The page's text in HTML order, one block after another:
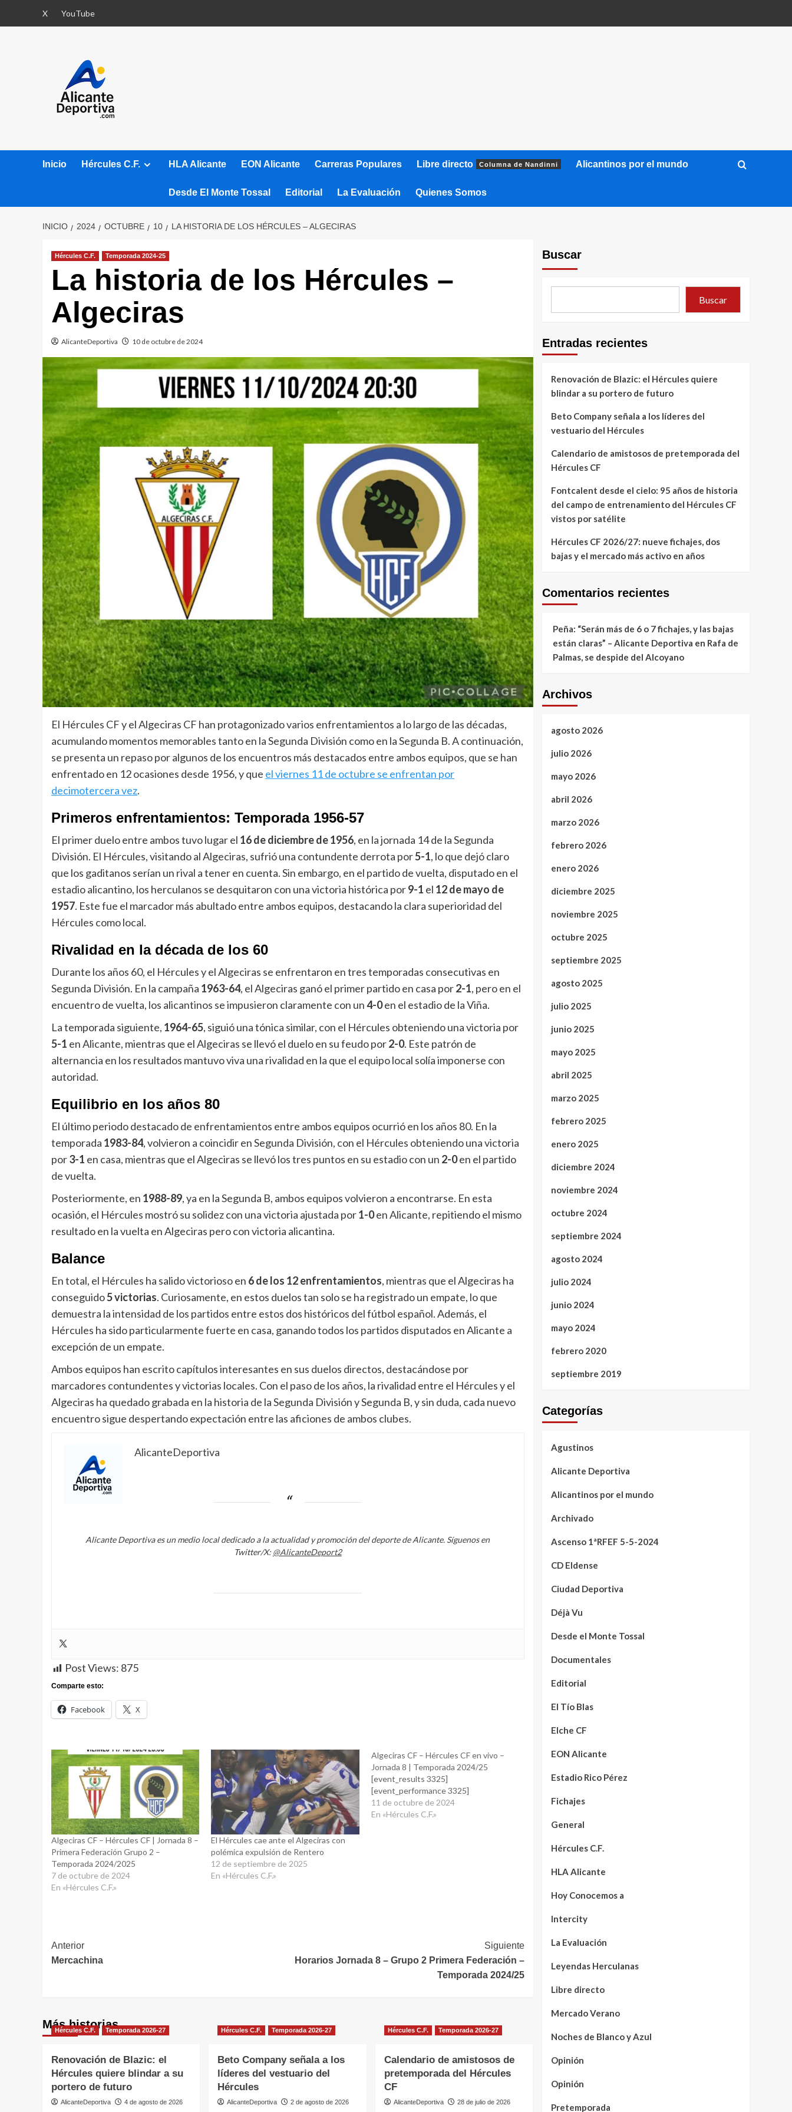
X YouTube
Inicio Hércules C.F. HLA Alicante EON Alicante Carreras Populares Libre directo Columna de Nandinni Alicantinos por el mundo
Desde El Monte Tossal Editorial La Evaluación Quienes Somos
INICIO 2024 OCTUBRE 10 LA HISTORIA DE LOS HÉRCULES – ALGECIRAS
Hércules C.F. Temporada 2024-25
La historia de los Hércules –
Algeciras
AlicanteDeportiva 10 de octubre de 2024
El Hércules CF y el Algeciras CF han protagonizado varios enfrentamientos a lo largo de las décadas,
acumulando momentos memorables tanto en la Segunda División como en la Segunda B. A continuación,
se presenta un repaso por algunos de los encuentros más destacados entre ambos equipos, que se han
enfrentado en 12 ocasiones desde 1956, y que el viernes 11 de octubre se enfrentan por
decimotercera vez.
Primeros enfrentamientos: Temporada 1956-57
El primer duelo entre ambos tuvo lugar el 16 de diciembre de 1956, en la jornada 14 de la Segunda
División. El Hércules, visitando al Algeciras, sufrió una contundente derrota por5-1, lo que dejó claro
que los gaditanos serían un rival a tener en cuenta. Sin embargo, en el partido de vuelta, disputado en el
estadio alicantino, los herculanos se desquitaron con una victoria histórica por9-1 el 12 de mayo de
1957. Este fue el marcador más abultado entre ambos equipos, destacando la clara superioridad del
Hércules como local.
Rivalidad en la década de los 60
Durante los años 60, el Hércules y el Algeciras se enfrentaron en tres temporadas consecutivas en
Segunda División. En la campaña 1963-64, el Algeciras ganó el primer partido en casa por2-1, pero en el
encuentro de vuelta, los alicantinos se impusieron claramente con un4-0en el estadio de la Viña.
La temporada siguiente, 1964-65, siguió una tónica similar, con el Hércules obteniendo una victoria por
5-1 en Alicante, mientras que el Algeciras se llevó el duelo en su feudo por2-0. Este patrón de
alternancia en los resultados mantuvo viva una rivalidad en la que el equipo local solía imponerse con
autoridad.
Equilibrio en los años 80
El último periodo destacado de enfrentamientos entre ambos equipos ocurrió en los años 80. En la
temporada 1983-84, volvieron a coincidir en Segunda División, con el Hércules obteniendo una victoria
por3-1 en casa, mientras que el Algeciras se llevó los tres puntos en su estadio con un 2-0en el partido
de vuelta.
Posteriormente, en 1988-89, ya en la Segunda B, ambos equipos volvieron a encontrarse. En esta
ocasión, el Hércules mostró su solidez con una victoria ajustada por1-0en Alicante, repitiendo el mismo
resultado en la vuelta en Algeciras pero con victoria alicantina.
Balance
En total, el Hércules ha salido victorioso en 6 de los 12 enfrentamientos, mientras que el Algeciras ha
conseguido5 victorias. Curiosamente, en estos duelos tan solo se ha registrado un empate, lo que
demuestra la intensidad de los partidos entre estos dos históricos del fútbol español. Además, el
Hércules ha sido particularmente fuerte en casa, ganando todos los partidos disputados en Alicante a
excepción de un empate.
Ambos equipos han escrito capítulos interesantes en sus duelos directos, destacándose por
marcadores contundentes y victorias locales. Con el paso de los años, la rivalidad entre el Hércules y el
Algeciras ha quedado grabada en la historia de la Segunda División y Segunda B, y sin duda, cada nuevo
encuentro sigue despertando expectación entre las aficiones de ambos clubes.
AlicanteDeportiva
Alicante Deportiva es un medio local dedicado a la actualidad y promoción del deporte de Alicante. Síguenos en
Twitter/X: @AlicanteDeport2
Post Views: 875
Comparte esto:
Facebook X
Algeciras CF – Hércules CF | Jornada 8 –
Primera Federación Grupo 2 –
Temporada 2024/2025
7 de octubre de 2024
En «Hércules C.F.»
El Hércules cae ante el Algeciras con
polémica expulsión de Rentero
12 de septiembre de 2025
En «Hércules C.F.»
Algeciras CF – Hércules CF en vivo –
Jornada 8 | Temporada 2024/25
[event_results 3325]
[event_performance 3325]
11 de octubre de 2024
En «Hércules C.F.»
Navegación
de
Anterior
Mercachina
Siguiente
Horarios Jornada 8 – Grupo 2 Primera Federación –
Temporada 2024/25
Más historias
Hércules C.F. Temporada 2026-27
Renovación de Blazic: el
Hércules quiere blindar a su
portero de futuro
AlicanteDeportiva 4 de agosto de 2026
Hércules C.F. Temporada 2026-27
Beto Company señala a los
líderes del vestuario del
Hércules
AlicanteDeportiva 2 de agosto de 2026
Hércules C.F. Temporada 2026-27
Calendario de amistosos de
pretemporada del Hércules
CF
AlicanteDeportiva 28 de julio de 2026
Buscar
Buscar
Entradas recientes
Renovación de Blazic: el Hércules quiere
blindar a su portero de futuro
Beto Company señala a los líderes del
vestuario del Hércules
Calendario de amistosos de pretemporada del
Hércules CF
Fontcalent desde el cielo: 95 años de historia
del campo de entrenamiento del Hércules CF
vistos por satélite
Hércules CF 2026/27: nueve fichajes, dos
bajas y el mercado más activo en años
Comentarios recientes
Peña: “Serán más de 6 o 7 fichajes, y las bajas
están claras” – Alicante Deportiva en Rafa de
Palmas, se despide del Alcoyano
Archivos
agosto 2026
julio 2026
mayo 2026
abril 2026
marzo 2026
febrero 2026
enero 2026
diciembre 2025
noviembre 2025
octubre 2025
septiembre 2025
agosto 2025
julio 2025
junio 2025
mayo 2025
abril 2025
marzo 2025
febrero 2025
enero 2025
diciembre 2024
noviembre 2024
octubre 2024
septiembre 2024
agosto 2024
julio 2024
junio 2024
mayo 2024
febrero 2020
septiembre 2019
Categorías
Agustinos
Alicante Deportiva
Alicantinos por el mundo
Archivado
Ascenso 1ªRFEF 5-5-2024
CD Eldense
Ciudad Deportiva
Déjà Vu
Desde el Monte Tossal
Documentales
Editorial
El Tío Blas
Elche CF
EON Alicante
Estadio Rico Pérez
Fichajes
General
Hércules C.F.
HLA Alicante
Hoy Conocemos a
Intercity
La Evaluación
Leyendas Herculanas
Libre directo
Mercado Verano
Noches de Blanco y Azul
Opinión
Opinión
Pretemporada